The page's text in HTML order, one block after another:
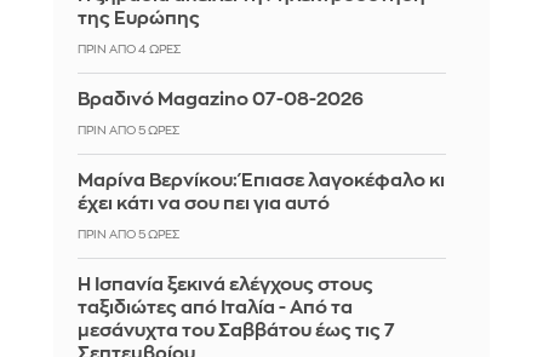
της Ευρώπης
ΠΡΙΝ ΑΠΌ 4 ΏΡΕΣ
Βραδινό Magazino 07-08-2026
ΠΡΙΝ ΑΠΌ 5 ΏΡΕΣ
Μαρίνα Βερνίκου: Έπιασε λαγοκέφαλο κι
έχει κάτι να σου πει για αυτό
ΠΡΙΝ ΑΠΌ 5 ΏΡΕΣ
Η Ισπανία ξεκινά ελέγχους στους
ταξιδιώτες από Ιταλία - Από τα
μεσάνυχτα του Σαββάτου έως τις 7